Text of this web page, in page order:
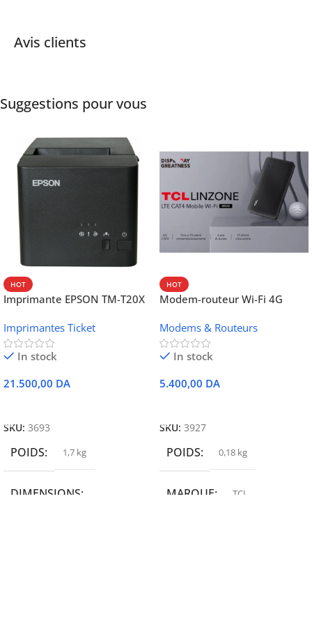
Avis clients
Suggestions pour vous
HOT
Imprimante EPSON TM-T20X
Ethernet
Imprimantes Ticket
In stock
21.500,00 DA
SKU: 3693
POIDS 1,7 kg
DIMENSIONS
HOT
Modem-routeur Wi-Fi 4G
Modems & Routeurs
In stock
5.400,00 DA
SKU: 3927
POIDS 0,18 kg
MARQUE TCL